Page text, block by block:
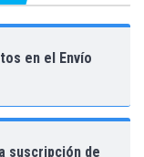
en el Envío
suscripción de